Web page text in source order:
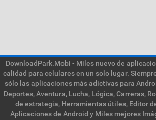
DownloadPark.Mobi - Miles nuevo de
calidad para celulares en un solo lugar.
sólo las aplicaciones más adictivas para
Deportes, Aventura, Lucha, Lógica, Carreras,
de estrategia, Herramientas útiles, Editor
Aplicaciones de Android y Miles mejores